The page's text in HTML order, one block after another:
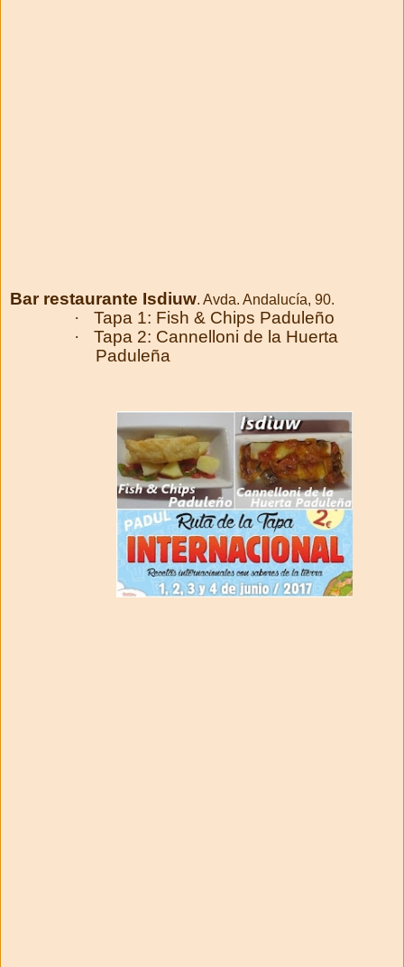
Bar restaurante Isdiuw. Avda. Andalucía, 90.
·
Tapa 1: Fish & Chips Paduleño
·
Tapa 2: Cannelloni de la Huerta
Paduleña